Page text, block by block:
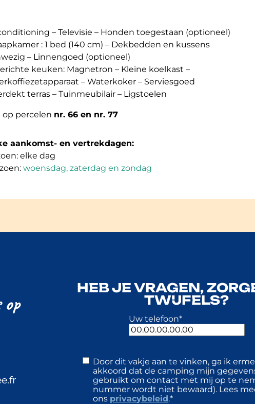
– Televisie – Honden toegestaan (optioneel)
: 1 bed (140 cm) – Dekbedden en kussens
– Linnengoed (optioneel)
keuken: Magnetron – Kleine koelkast –
– Waterkoker – Serviesgoed
terras – Tuinmeubilair – Ligstoelen
op percelen nr. 66 en nr. 77
aankomst- en vertrekdagen:
elke dag
woensdag, zaterdag en zondag
HEB JE VRAGEN,
TWIJFELS?
Uw telefoon*
Door dit vakje aan te vinken, ga ik
akkoord dat de camping mijn
gebruikt om contact met mij op te
nummer wordt niet bewaard). Lees
ons privacybeleid.*